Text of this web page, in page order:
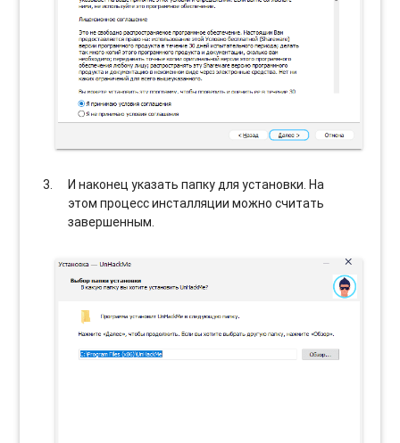
И наконец указать папку для установки. На
этом процесс инсталляции можно считать
завершенным.